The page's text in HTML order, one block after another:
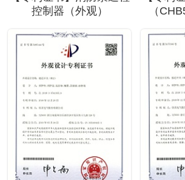
控制器（外观）
（